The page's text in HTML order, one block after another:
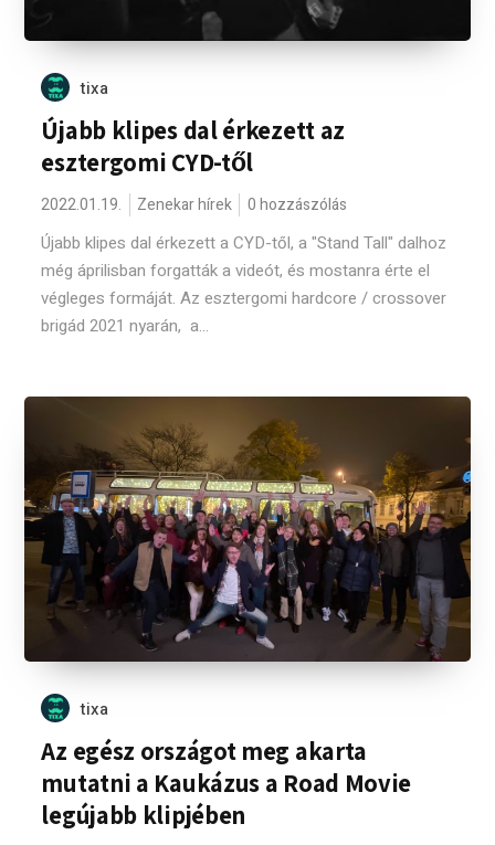
tixa
Újabb klipes dal érkezett az
esztergomi CYD-től
2022.01.19. Zenekar hírek 0 hozzászólás
Újabb klipes dal érkezett a CYD-től, a "Stand Tall" dalhoz
még áprilisban forgatták a videót, és mostanra érte el
végleges formáját. Az esztergomi hardcore / crossover
brigád 2021 nyarán, a...
tixa
Az egész országot meg akarta
mutatni a Kaukázus a Road Movie
legújabb klipjében